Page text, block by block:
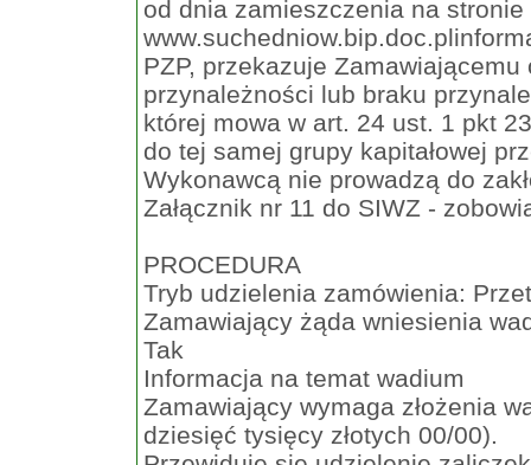
od dnia zamieszczenia na
PZP, przekazuje
przynależności lub braku
której mowa w art. 24 ust. 1 pkt
do tej samej grupy kapitałowej
Wykonawcą nie prowadzą do
Załącznik nr 11 do SIWZ -
PROCEDURA
Tryb udzielenia zamówienia:
Zamawiający żąda wniesienia
Tak
Informacja na temat wadium
Zamawiający wymaga złożenia
dziesięć tysięcy złotych 00/00).